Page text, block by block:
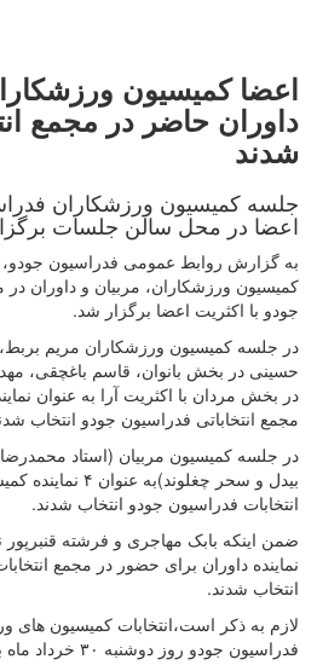
اعضا کمیسیون
داوران حاضر در مجمع
شدند
جلسه کمیسیون ورزشکاران
اعضا در محل سالن جلسات
به گزارش روابط عمومی فدراسیون
کمیسیون ورزشکاران، مربیان و داوران
جودو با اکثریت اعضا برگزار شد.
در جلسه کمیسیون ورزشکاران مریم
حسینی در بخش بانوان، قاسم باغچقی،
در بخش مردان با اکثریت آرا به عنوان
مجمع انتخاباتی فدراسیون جودو انتخاب
در جلسه کمیسیون مربیان (استاد
بیدل و سحر
انتخابات فدراسیون جودو انتخاب شدند.
ضمن اینکه بابک مهاجری و فرشته قنبرپور
نماینده داوران برای حضور در مجمع
انتخاب شدند.
لازم به ذکر است،انتخابات کمیسیون های
فدراسیون جودو روز دوشنبه ۳۰ خرداد ماه برگزار شد.